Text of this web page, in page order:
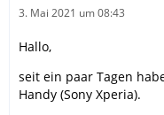
3. Mai 2021 um 08:43
Hallo,
seit ein paar Tagen
Handy (Sony Xperia).